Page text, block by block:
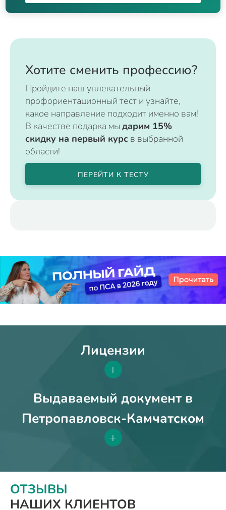
Хотите сменить профессию?
Пройдите наш увлекательный
профориентационный тест и узнайте,
какое направление подходит именно вам!
В качестве подарка мы дарим 15%
скидку на первый курс в выбранной
области!
ПЕРЕЙТИ К ТЕСТУ
Лицензии
+
Выдаваемый документ в
Петропавловск-Камчатском
+
ОТЗЫВЫ
НАШИХ КЛИЕНТОВ